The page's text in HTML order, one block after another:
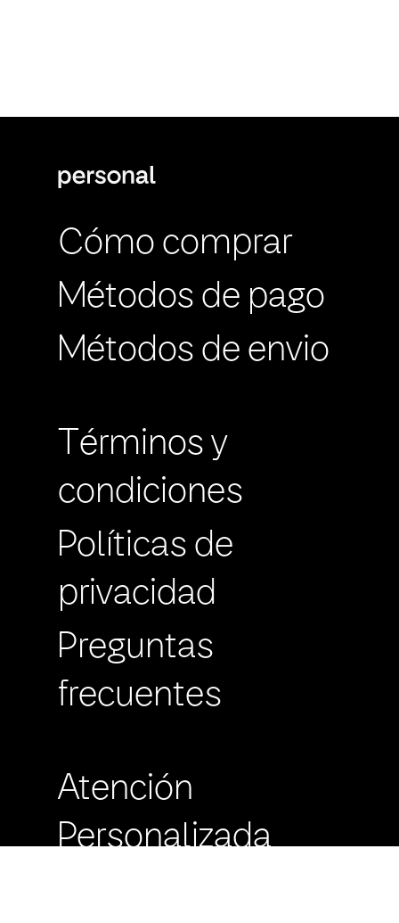
Cómo comprar
Métodos de pago
Métodos de envio
Términos y
condiciones
Políticas de
privacidad
Preguntas
frecuentes
Atención
Personalizada